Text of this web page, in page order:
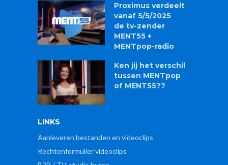
Proximus verdeelt
vanaf 5/5/2025
de tv-zender
MENT55 +
MENTpop-radio
Ken jij het verschil
tussen MENTpop
of MENT55??
LINKS
Aanleveren bestanden en videoclips
Rechtenformulier videoclips